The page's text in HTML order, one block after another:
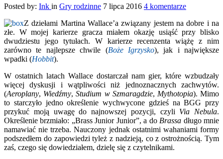
Posted by: Ink in Gry rodzinne 7 lipca 2016 4 komentarze
Z dziełami Martina Wallace’a związany jestem na dobre i na
złe. W mojej karierze gracza miałem okazję usiąść przy blisko
dwudziestu jego tytułach. W karierze recenzenta wiążę z nim
zarówno te najlepsze chwile (Boże Igrzysko), jak i największe
wpadki (Hobbit).
W ostatnich latach Wallace dostarczał nam gier, które wzbudzały
więcej dyskusji i wątpliwości niż jednoznacznych zachwytów.
(Aeroplany, Wiedźmy,Studium w Szmaragdzie, Mythotopia). Mimo
to starczyło jedno określenie wychwycone gdzieś na BGG przy
przykuć moją uwagę do najnowszej pozycji, czyli Via Nebula.
Określenie brzmiało: „Brass Junior Junior”, a do Brassa długo mnie
namawiać nie trzeba. Nauczony jednak ostatnimi wahaniami formy
podszedłem do zapowiedzi tyleż z nadzieją, co z ostrożnością. Tym
zaś, czego się dowiedziałem, dzielę się z czytelnikami.